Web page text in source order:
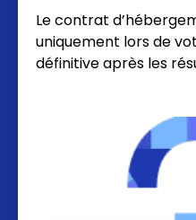
Le contrat
uniquement lors de
définitive après les